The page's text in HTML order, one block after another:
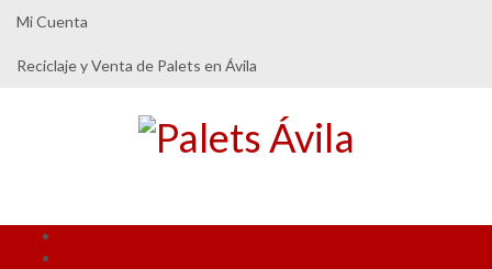
Mi Cuenta
Reciclaje y Venta de Palets en Ávila